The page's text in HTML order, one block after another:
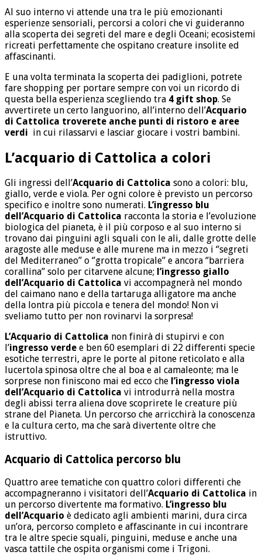
Al suo interno vi attende una tra le più emozionanti
esperienze sensoriali, percorsi a colori che vi guideranno
alla scoperta dei segreti del mare e degli Oceani; ecosistemi
ricreati perfettamente che ospitano creature insolite ed
affascinanti.
E una volta terminata la scoperta dei padiglioni, potrete
fare shopping per portare sempre con voi un ricordo di
questa bella esperienza scegliendo tra 4 gift shop. Se
avvertirete un certo languorino, all’interno dell’Acquario
di Cattolica troverete anche punti di ristoro e aree
verdi in cui rilassarvi e lasciar giocare i vostri bambini.
L’acquario di Cattolica a colori
Gli ingressi dell’Acquario di Cattolica sono a colori: blu,
giallo, verde e viola. Per ogni colore è previsto un percorso
specifico e inoltre sono numerati. L’ingresso blu
dell’Acquario di Cattolica racconta la storia e l’evoluzione
biologica del pianeta, è il più corposo e al suo interno si
trovano dai pinguini agli squali con le ali, dalle grotte delle
aragoste alle meduse e alle murene ma in mezzo i ‘’segreti
del Mediterraneo’’ o ‘’grotta tropicale’’ e ancora ‘’barriera
corallina’’ solo per citarvene alcune; l’ingresso giallo
dell’Acquario di Cattolica vi accompagnerà nel mondo
del caimano nano e della tartaruga alligatore ma anche
della lontra più piccola e tenera del mondo! Non vi
sveliamo tutto per non rovinarvi la sorpresa!
L’Acquario di Cattolica non finirà di stupirvi e con
l’ingresso verde e ben 60 esemplari di 22 differenti specie
esotiche terrestri, apre le porte al pitone reticolato e alla
lucertola spinosa oltre che al boa e al camaleonte; ma le
sorprese non finiscono mai ed ecco che l’ingresso viola
dell’Acquario di Cattolica vi introdurrà nella mostra
degli abissi terra aliena dove scoprirete le creature più
strane del Pianeta. Un percorso che arricchirà la conoscenza
e la cultura certo, ma che sarà divertente oltre che
istruttivo.
Acquario di Cattolica percorso blu
Quattro aree tematiche con quattro colori differenti che
accompagneranno i visitatori dell’Acquario di Cattolica in
un percorso divertente ma formativo. L’ingresso blu
dell’Acquario è dedicato agli ambienti marini, dura circa
un’ora, percorso completo e affascinante in cui incontrare
tra le altre specie squali, pinguini, meduse e anche una
vasca tattile che ospita organismi come i Trigoni.